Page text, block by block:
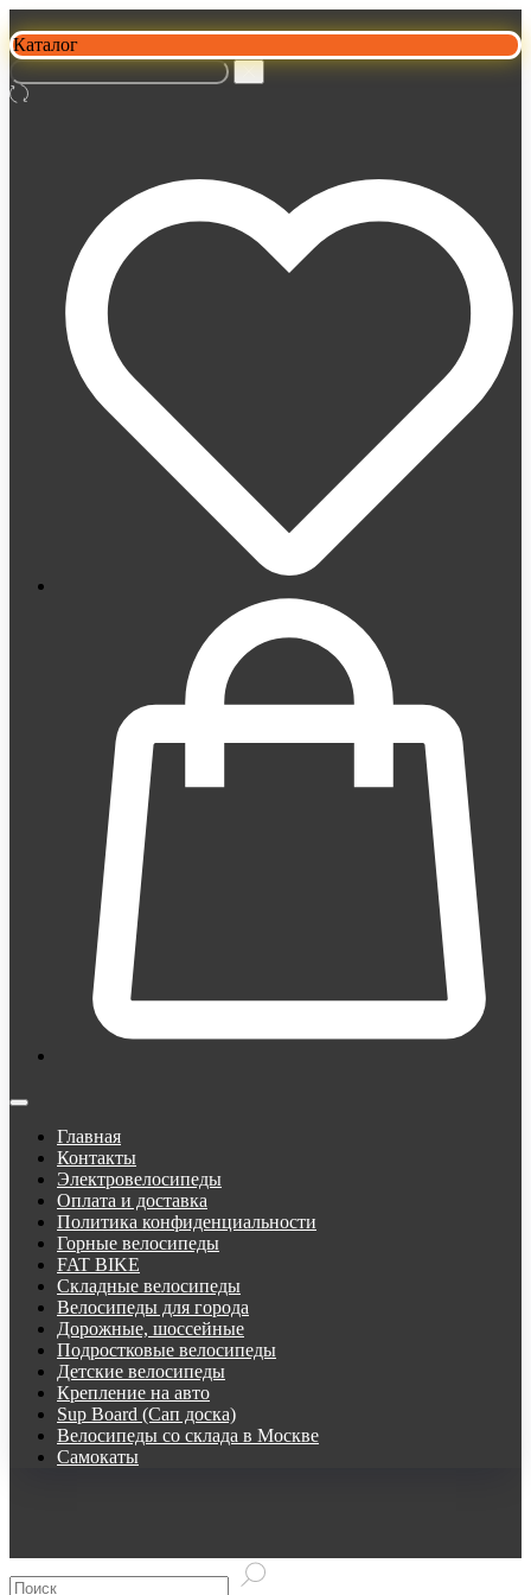
Каталог
Главная
Контакты
Электровелосипеды
Оплата и доставка
Политика конфиденциальности
Горные велосипеды
FAT BIKE
Складные велосипеды
Велосипеды для города
Дорожные, шоссейные
Подростковые велосипеды
Детские велосипеды
Крепление на авто
Sup Board (Сап доска)
Велосипеды со склада в Москве
Самокаты